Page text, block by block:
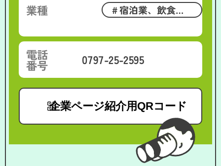
業種
宿泊業、飲食サ
電話
番号 0797-25-2595
企業ページ紹介用QRコード